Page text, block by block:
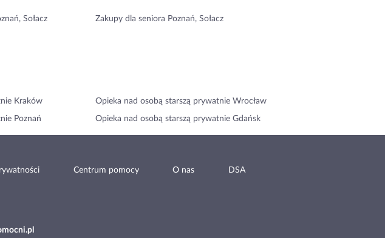
Sołacz Zakupy dla seniora Poznań, Sołacz
Kraków Opieka nad osobą starszą prywatnie Wrocław
Poznań Opieka nad osobą starszą prywatnie Gdańsk
Centrum pomocy O nas DSA